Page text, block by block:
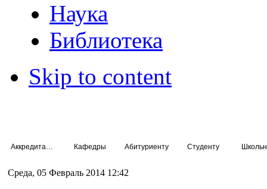
Наука
Библиотека
Skip to content
Кафедры Абитуриенту Студенту
Среда, 05 Февраль 2014 12:42